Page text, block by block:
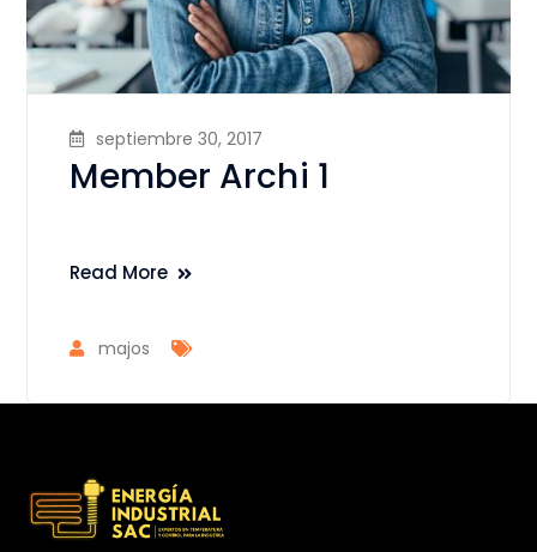
septiembre 30, 2017
Member Archi 1
Read More
majos